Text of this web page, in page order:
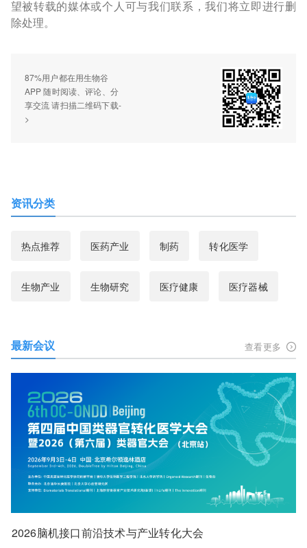
望被转载的媒体或个人可与我们联系，我们将立即进行删
除处理。
87%用户都在用生物谷
APP 随时阅读、评论、分
享交流 请扫描二维码下载-
>
资讯分类
热点推荐 医药产业 制药 转化医学
生物产业 生物研究 医疗健康 医疗器械
最新会议 查看更多
2026脑机接口前沿技术与产业转化大会